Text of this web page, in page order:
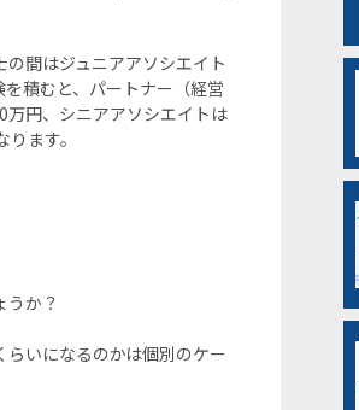
間はジュニアアソシエイト
積むと、パートナー（経営
円、シニアアソシエイトは
ます。
か？
いになるのかは個別のケー